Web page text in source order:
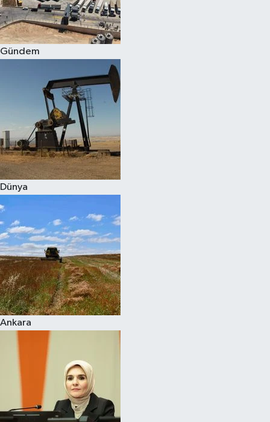
Gündem
Dünya
Ankara
Spor
Burç Yorumları
Çocuk
Eğitim
Hava Durumu
Kadın
Kültür Sanat
Sağlık
Siyaset
Teknoloji
Televizyon
Yaşam-Çevre